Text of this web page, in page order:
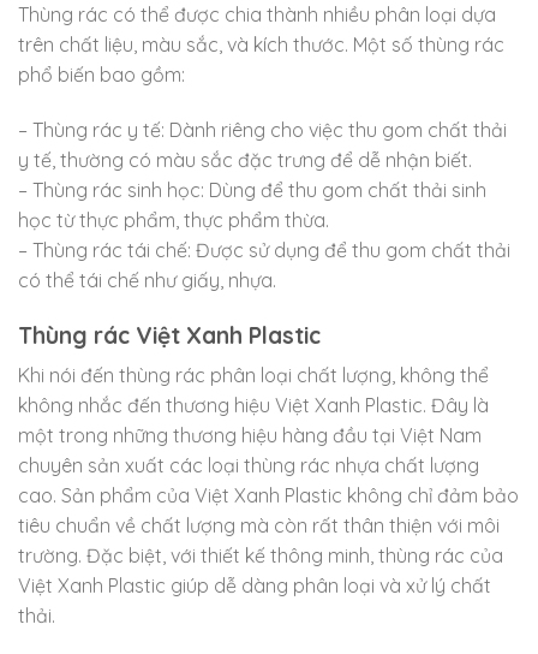
Thùng rác có thể được chia thành nhiều phân loại dựa
trên chất liệu, màu sắc, và kích thước. Một số thùng rác
phổ biến bao gồm:
– Thùng rác y tế: Dành riêng cho việc thu gom chất thải
y tế, thường có màu sắc đặc trưng để dễ nhận biết.
– Thùng rác sinh học: Dùng để thu gom chất thải sinh
học từ thực phẩm, thực phẩm thừa.
– Thùng rác tái chế: Được sử dụng để thu gom chất thải
có thể tái chế như giấy, nhựa.
Thùng rác Việt Xanh Plastic
Khi nói đến thùng rác phân loại chất lượng, không thể
không nhắc đến thương hiệu Việt Xanh Plastic. Đây là
một trong những thương hiệu hàng đầu tại Việt Nam
chuyên sản xuất các loại thùng rác nhựa chất lượng
cao. Sản phẩm của Việt Xanh Plastic không chỉ đảm bảo
tiêu chuẩn về chất lượng mà còn rất thân thiện với môi
trường. Đặc biệt, với thiết kế thông minh, thùng rác của
Việt Xanh Plastic giúp dễ dàng phân loại và xử lý chất
thải.